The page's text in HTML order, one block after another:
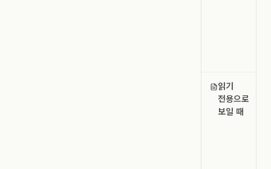
읽기
전용으로
보일 때